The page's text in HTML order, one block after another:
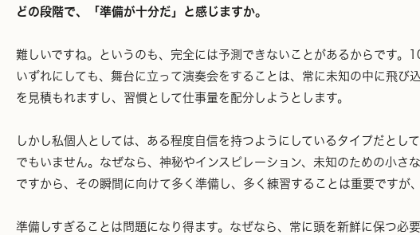
どの段階で、「準備が十分だ」と感じますか。
難しいですね。というのも、完全には予測できないことがあるからです。
いずれにしても、舞台に立って演奏会をすることは、常に未知の中に飛
を見積もれますし、習慣として仕事量を配分しようとします。
しかし私個人としては、ある程度自信を持つようにしているタイプだと
でもいません。なぜなら、神秘やインスピレーション、未知のための小さ
ですから、その瞬間に向けて多く準備し、多く練習することは重要ですが
準備しすぎることは問題になり得ます。なぜなら、常に頭を新鮮に保つ